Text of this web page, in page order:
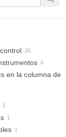
en la columna de